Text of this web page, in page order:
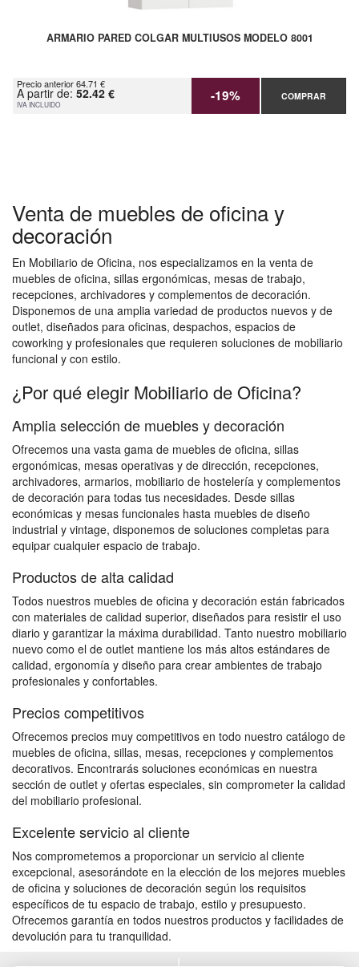
ARMARIO PARED COLGAR MULTIUSOS MODELO 8001
Precio anterior 64.71 €
A partir de: 52.42 €
IVA INCLUIDO -19% COMPRAR
Venta de muebles de oficina y
decoración
En Mobiliario de Oficina, nos especializamos en la venta de
muebles de oficina, sillas ergonómicas, mesas de trabajo,
recepciones, archivadores y complementos de decoración.
Disponemos de una amplia variedad de productos nuevos y de
outlet, diseñados para oficinas, despachos, espacios de
coworking y profesionales que requieren soluciones de mobiliario
funcional y con estilo.
¿Por qué elegir Mobiliario de Oficina?
Amplia selección de muebles y decoración
Ofrecemos una vasta gama de muebles de oficina, sillas
ergonómicas, mesas operativas y de dirección, recepciones,
archivadores, armarios, mobiliario de hostelería y complementos
de decoración para todas tus necesidades. Desde sillas
económicas y mesas funcionales hasta muebles de diseño
industrial y vintage, disponemos de soluciones completas para
equipar cualquier espacio de trabajo.
Productos de alta calidad
Todos nuestros muebles de oficina y decoración están fabricados
con materiales de calidad superior, diseñados para resistir el uso
diario y garantizar la máxima durabilidad. Tanto nuestro mobiliario
nuevo como el de outlet mantiene los más altos estándares de
calidad, ergonomía y diseño para crear ambientes de trabajo
profesionales y confortables.
Precios competitivos
Ofrecemos precios muy competitivos en todo nuestro catálogo de
muebles de oficina, sillas, mesas, recepciones y complementos
decorativos. Encontrarás soluciones económicas en nuestra
sección de outlet y ofertas especiales, sin comprometer la calidad
del mobiliario profesional.
Excelente servicio al cliente
Nos comprometemos a proporcionar un servicio al cliente
excepcional, asesorándote en la elección de los mejores muebles
de oficina y soluciones de decoración según los requisitos
específicos de tu espacio de trabajo, estilo y presupuesto.
Ofrecemos garantía en todos nuestros productos y facilidades de
devolución para tu tranquilidad.